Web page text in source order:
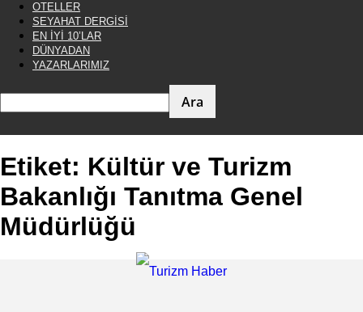
OTELLER
SEYAHAT DERGİSİ
EN İYİ 10’LAR
DÜNYADAN
YAZARLARIMIZ
Etiket: Kültür ve Turizm
Bakanlığı Tanıtma Genel
Müdürlüğü